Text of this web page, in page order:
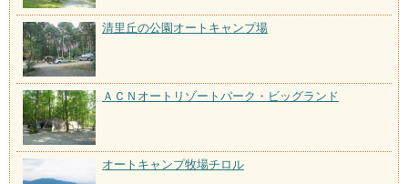
清里丘の公園オートキャンプ場
ＡＣＮオートリゾートパーク・ビッグランド
オートキャンプ牧場チロル